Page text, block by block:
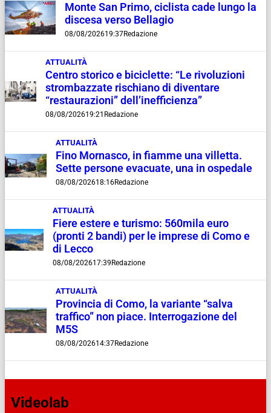
Monte San Primo, ciclista cade lungo la
discesa verso Bellagio
08/08/202619:37Redazione
ATTUALITÀ
Centro storico e biciclette: “Le rivoluzioni
strombazzate rischiano di diventare
“restaurazioni” dell’inefficienza”
08/08/202619:21 Redazione
ATTUALITÀ
Fino Mornasco, in fiamme una villetta.
Sette persone evacuate, una in ospedale
08/08/202618:16Redazione
ATTUALITÀ
Fiere estere e turismo: 560mila euro
(pronti 2 bandi) per le imprese di Como e
di Lecco
08/08/202617:39 Redazione
ATTUALITÀ
Provincia di Como, la variante “salva
traffico” non piace. Interrogazione del
M5S
08/08/202614:37Redazione
Videolab